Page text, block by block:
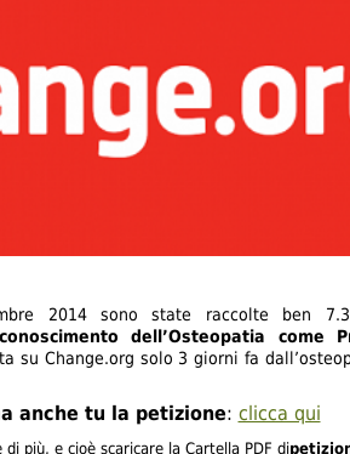
2014 sono state raccolte ben
dell’Osteopatia come
su Change.org solo 3 giorni fa
anche tu la petizione: clicca qui
più, e cioè scaricare la Cartella PDF di